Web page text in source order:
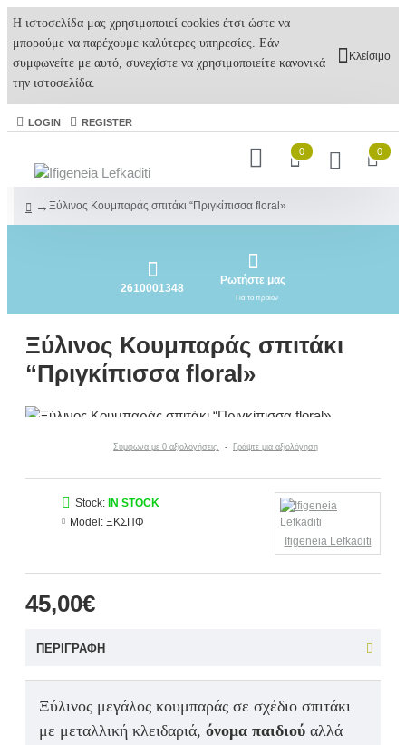
Η ιστοσελίδα μας χρησιμοποιεί cookies έτσι ώστε να
μπορούμε να παρέχουμε καλύτερες υπηρεσίες. Εάν
συμφωνείτε με αυτό, συνεχίστε να χρησιμοποιείτε κανονικά
την ιστοσελίδα.
Κλείσιμο
LOGIN REGISTER
0 0
Ξύλινος Κουμπαράς σπιτάκι “Πριγκίπισσα floral»
2610001348
Ρωτήστε μας
Για το προϊόν
Ξύλινος Κουμπαράς σπιτάκι
“Πριγκίπισσα floral»
Σύμφωνα με 0 αξιολογήσεις. - Γράψτε μια αξιολόγηση
45,00€
Stock: IN STOCK
Model: ΞΚΣΠΦ
Ifigeneia Lefkaditi
ΠΕΡΙΓΡΑΦΉ
Ξύλινος μεγάλος κουμπαράς σε σχέδιο σπιτάκι
με μεταλλική κλειδαριά, όνομα παιδιού αλλά